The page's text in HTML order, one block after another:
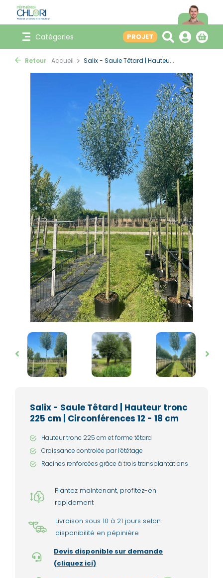
Catégories PROJET
Retour Accueil Salix - Saule Têtard | Hauteu...
Salix - Saule Têtard | Hauteur tronc
225 cm | Circonférences 12 - 18 cm
Hauteur tronc 225 cm et forme têtard
Croissance controlée par l’étêtage
Racines renforcées grâce à trois transplantations
Plantez maintenant, profitez-en
rapidement
Livraison sous 10 à 21 jours selon
disponibilité en pépinière
Devis disponible sur demande
(cliquez ici)